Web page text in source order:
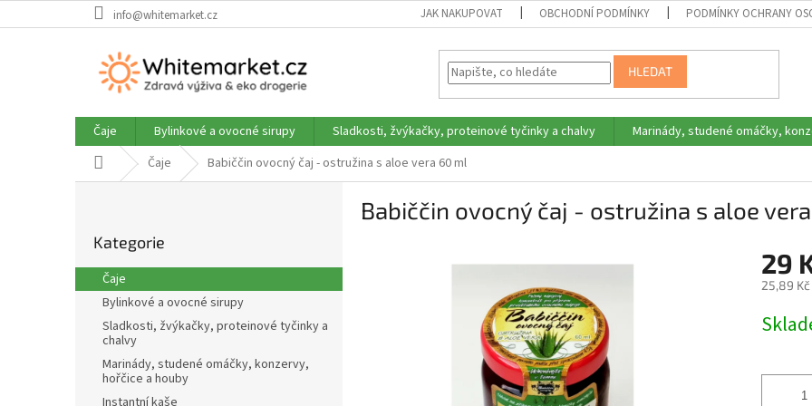
na
info@whitemarket.cz JAK NAKUPOVAT OBCHODNÍ PODMÍNKY PODMÍNKY OCHRANY
HLEDAT
Čaje Bylinkové a ovocné sirupy Sladkosti, žvýkačky, proteinové tyčinky a chalvy Marinády, studené omáčky,
Domů Čaje Babiččin ovocný čaj - ostružina s aloe vera 60 ml
r
a
kategorie
Kategorie
Čaje
Bylinkové a ovocné sirupy
Sladkosti, žvýkačky, proteinové tyčinky a
chalvy
Marinády, studené omáčky, konzervy,
hořčice a houby
Instantní kaše
Babiččin ovocný čaj - ostružina s aloe
29
25,89 Kč
cena: